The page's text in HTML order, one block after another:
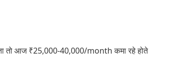
तो आज ₹25,000-40,000/month कमा रहे होते